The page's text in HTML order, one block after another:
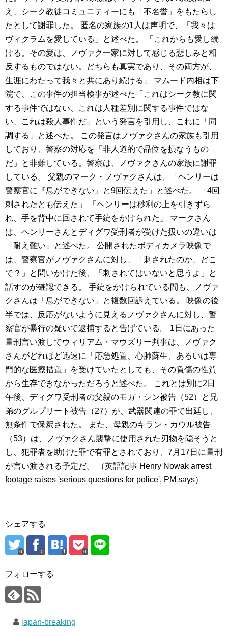
え、シーク教徒コミュニティーにも「不名誉」をもたらし
たとして謝罪した。 匿名の家族の1人は声明で、「我々は
ヴィクラムを愛している」と述べた。 「これからも愛し続
ける。その愛は、ノヴァク一家に対して感じる悲しみと相
反するものではない。どちらも真実であり、その両方が、
生涯にわたって我々と共にあり続ける」 マムード内相は下
院で、この事件の担当検事が述べた「これはシーク教に関
する事件ではない、これは人種差別に関する事件ではな
い、これは殺人事件だ」という発言を引用し、これに「同
調する」と述べた。 この発言はノヴァクさんの家族も引用
しており、警察の対応を「非人道的で品位を損なうもの
だ」と非難している。警察は、ノヴァクさんの家族に謝罪
している。 父親のマーク・ノヴァクさんは、「ヘンリーは
警察官に『息ができない』と9回伝えた」と述べた。 「4回
刺されたとも伝えた」 「ヘンリーは砂利の上を引きずら
れ、手を背中に回されて手錠をかけられた」 マークさん
は、ヘンリーさんとディグワ受刑者が受けた扱いの違いは
「耐え難い」と述べた。 公開されたボディカメラ映像で
は、警察官がノヴァクさんに対し、「刺されたのか、どこ
で？」と問いかけた後、「刺されてはいないと思うよ」と
話すのが確認できる。 手錠をかけられている間も、ノヴァ
クさんは「息ができない」と複数回訴えている。 映像の後
半では、反応がないように見えるノヴァクさんに対し、警
察官が暴行の疑いで逮捕すると告げている。 1日にあった
量刑言い渡しでウィリアム・マウズリー判事は、ノヴァク
さんがどれほど迅速に「応急処置、心肺蘇生、あるいは専
門的な医療措置」を受けていたとしても、その負傷の性質
から生存できなかっただろうと述べた。 これとは別に2日
午後、ディグワ受刑者の父親のモガ・シン被告（52）と兄
弟のグルプリート被告（27）が、武器関連の罪で出廷し、
無条件で保釈された。 また、母親のキラン・カウル被告
（53）は、ノヴァクさん襲撃に使用された刃物を隠そうと
し、犯罪者を助けた罪で有罪とされており、7月17日に量刑
が言い渡される予定だ。 （英語記事 Henry Nowak arrest
footage raises 'serious questions for police', PM says）
シェアする
0 0 0
フォローする
japan-breaking